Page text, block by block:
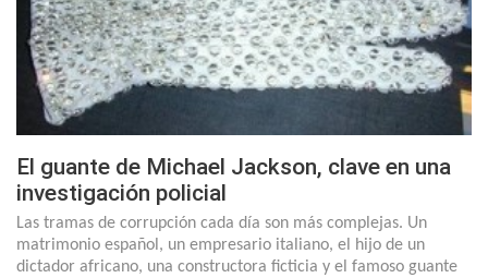
El guante de Michael Jackson, clave en una
investigación policial
Las tramas de corrupción cada día son más complejas. Un
matrimonio español, un empresario italiano, el hijo de un
dictador africano, una constructora ficticia y el famoso guante